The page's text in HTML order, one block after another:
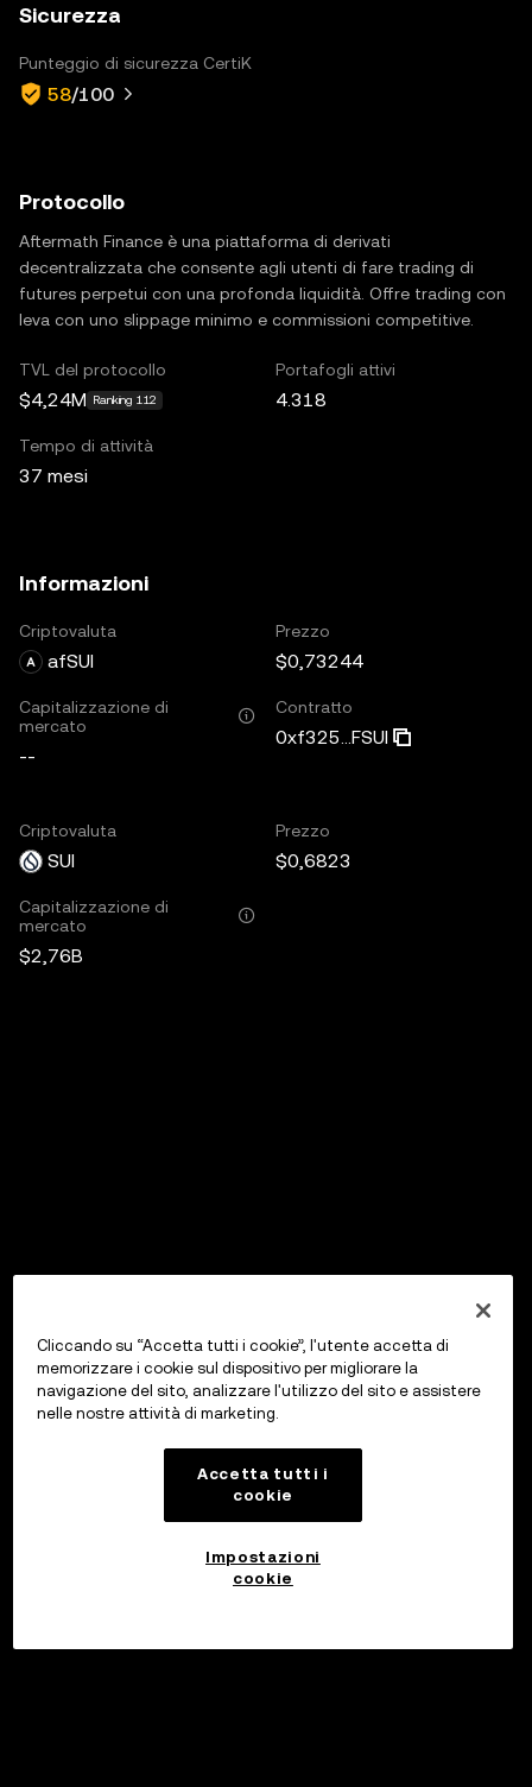
Sicurezza
Punteggio di sicurezza CertiK
58/100
Protocollo
Aftermath Finance è una piattaforma di derivati
decentralizzata che consente agli utenti di fare trading di
futures perpetui con una profonda liquidità. Offre trading con
leva con uno slippage minimo e commissioni competitive.
TVL del protocollo
$4,24M Ranking 112
Portafogli attivi
4.318
Tempo di attività
37 mesi
Informazioni
Criptovaluta
afSUI
Prezzo
$0,73244
Capitalizzazione di
mercato
--
Contratto
0xf325...FSUI
Criptovaluta
SUI
Prezzo
$0,6823
Capitalizzazione di
mercato
$2,76B
Cliccando su “Accetta tutti i cookie”, l'utente accetta di
memorizzare i cookie sul dispositivo per migliorare la
navigazione del sito, analizzare l'utilizzo del sito e assistere
nelle nostre attività di marketing.
Accetta tutti i
cookie
Impostazioni
cookie